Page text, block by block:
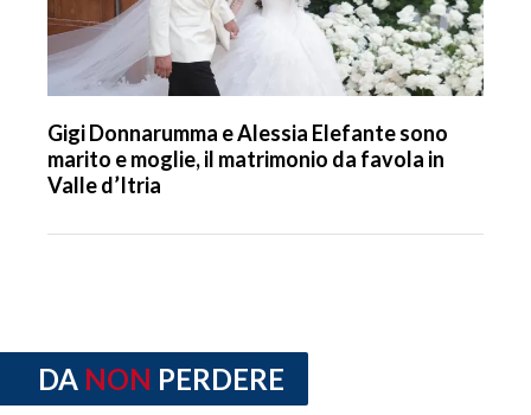
Gigi Donnarumma e Alessia Elefante sono
marito e moglie, il matrimonio da favola in
Valle d’Itria
DA NON PERDERE